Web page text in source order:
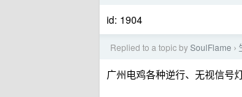
id: 1904
Replied to a topic bySoulFlame ›
广州电鸡各种逆行、无视信号